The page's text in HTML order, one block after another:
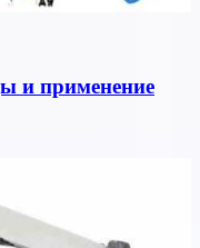
и применение